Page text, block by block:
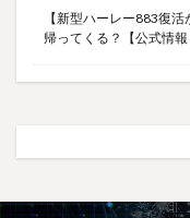
【新型ハーレー883復
帰ってくる？【公式情報